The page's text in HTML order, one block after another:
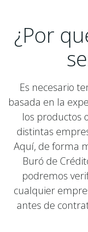
¿Por
Es necesario
basada en la
los productos
distintas
Aquí, de forma
Buró de
podremos
cualquier
antes de